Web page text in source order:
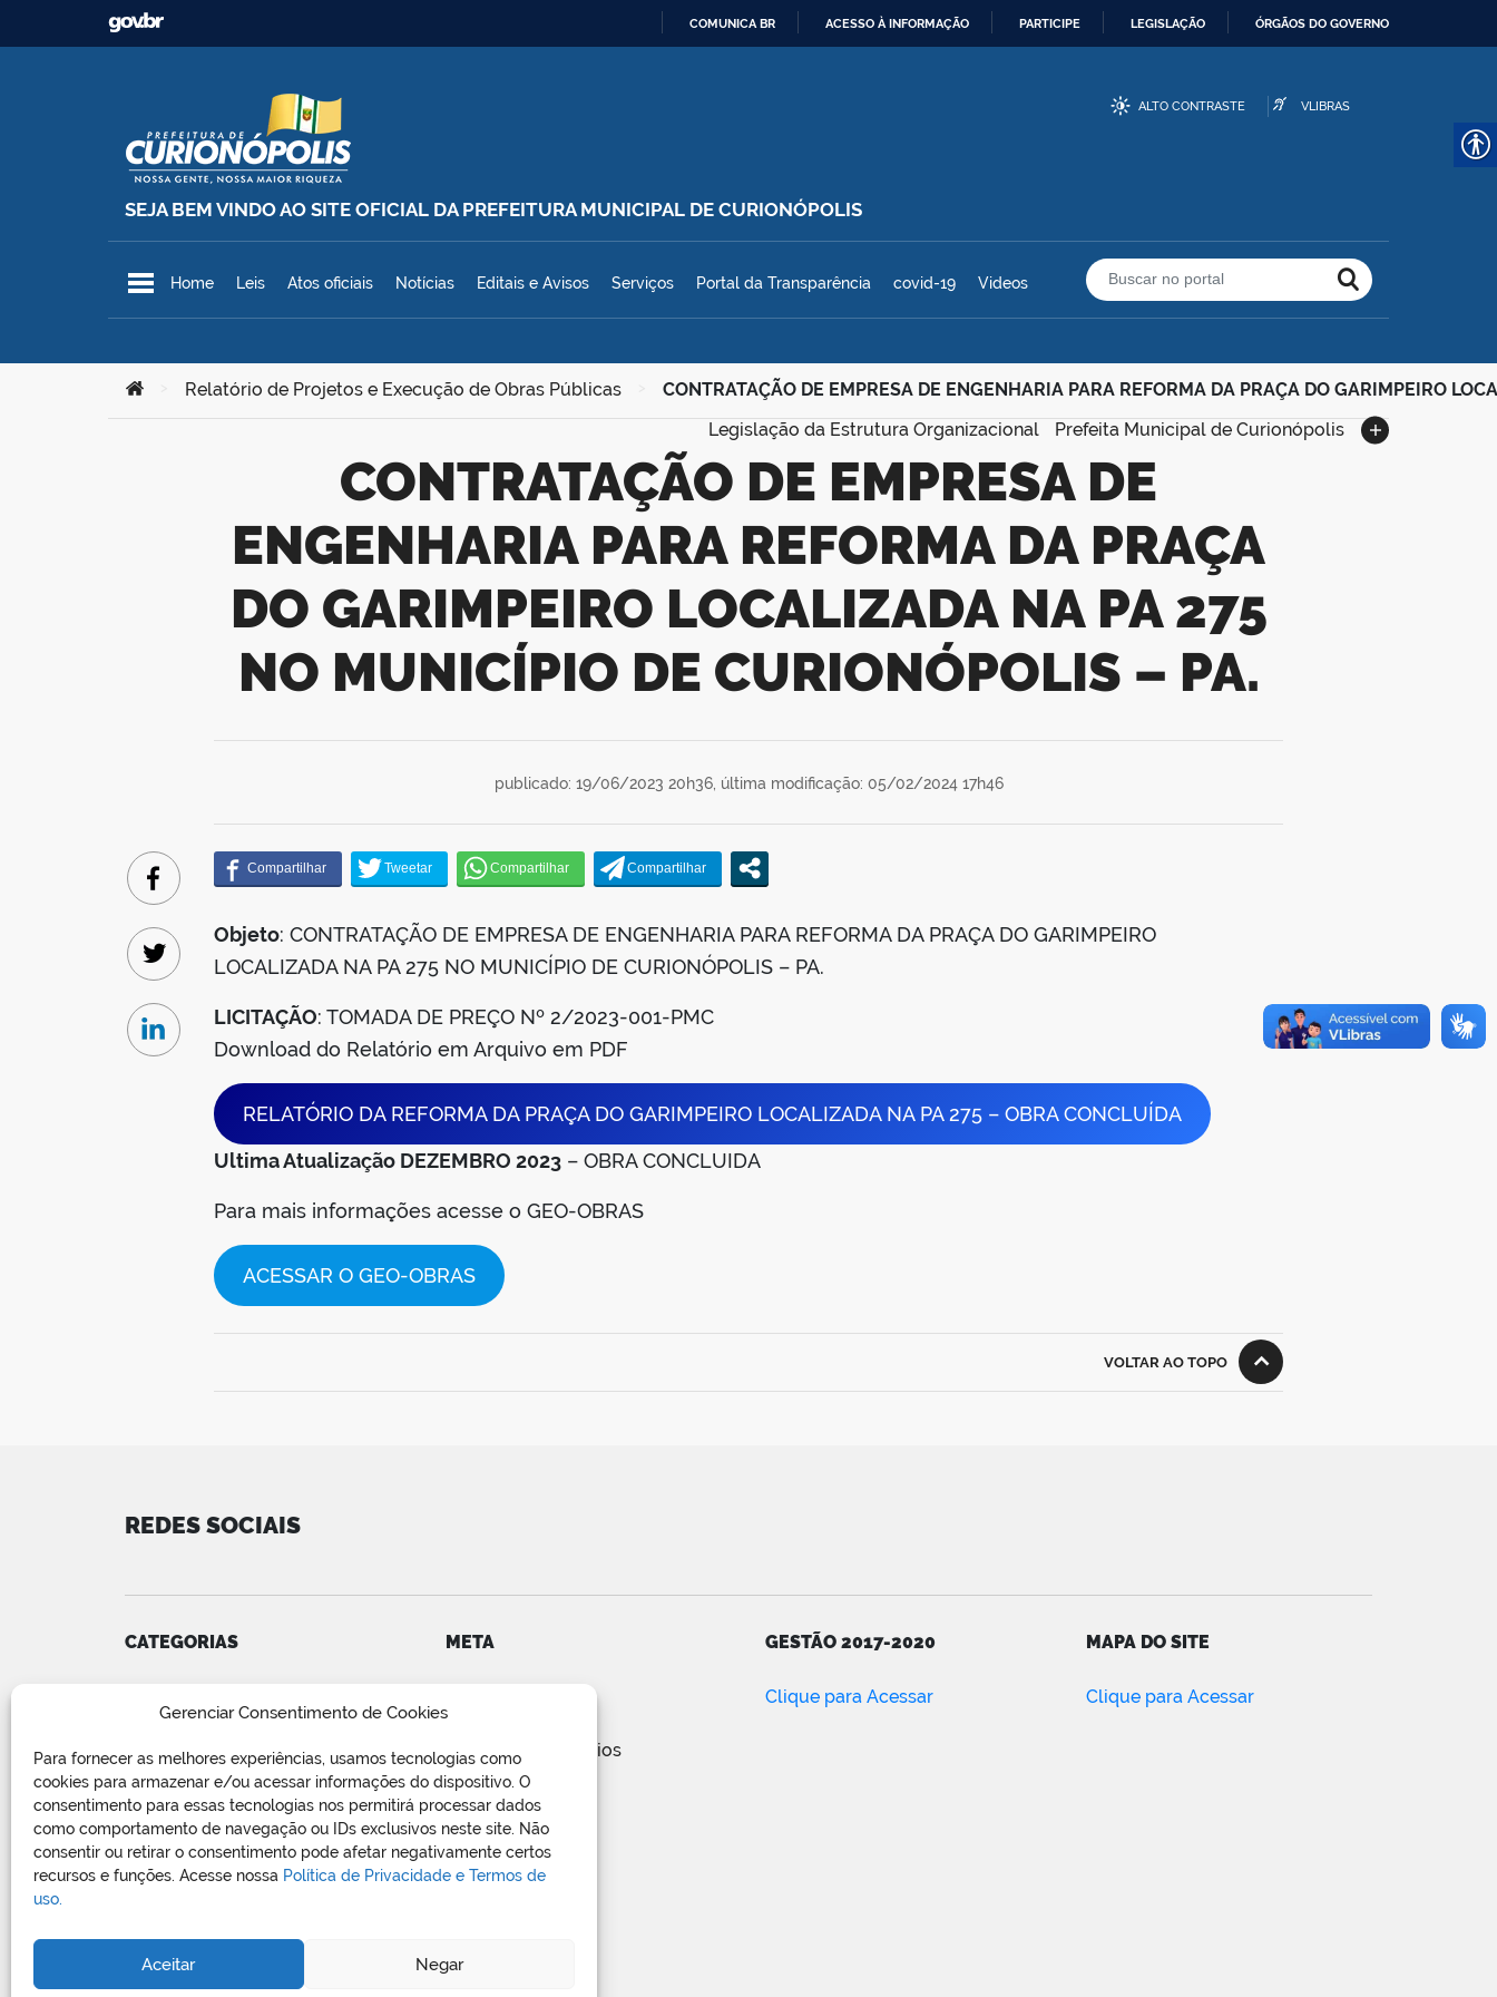
Gerenciar Consentimento de Cookies
Para fornecer as melhores experiências, usamos tecnologias como
cookies para armazenar e/ou acessar informações do dispositivo. O
consentimento para essas tecnologias nos permitirá processar dados
como comportamento de navegação ou IDs exclusivos neste site. Não
consentir ou retirar o consentimento pode afetar negativamente certos
recursos e funções. Acesse nossa Política de Privacidade e Termos de
uso.
Aceitar Negar
Ir para o conteúdo COMUNICA BR ACESSO À INFORMAÇÃO PARTICIPE LEGISLAÇÃO ÓRGÃOS DO GOVERNO
SEJA BEM VINDO AO SITE OFICIAL DA PREFEITURA MUNICIPAL DE CURIONÓPOLIS
Prefeitura Municipal de Curionópolis
ALTO CONTRASTE VLIBRAS
Home Leis Atos oficiais Notícias Editais e Avisos Serviços Portal da Transparência covid-19 Videos Buscar no portal
Você está aqui:
Relatório de Projetos e Execução de Obras Públicas
CONTRATAÇÃO DE EMPRESA DE ENGENHARIA PARA REFORMA DA PRAÇA DO GARIMPEIRO
Legislação da Estrutura Organizacional
Prefeita Municipal de Curionópolis
CONTRATAÇÃO DE EMPRESA DE
ENGENHARIA PARA REFORMA DA PRAÇA
DO GARIMPEIRO LOCALIZADA NA PA 275
NO MUNICÍPIO DE CURIONÓPOLIS – PA.
publicado: 19/06/2023 20h36, última modificação: 05/02/2024 17h46
Objeto: CONTRATAÇÃO DE EMPRESA DE ENGENHARIA PARA REFORMA DA PRAÇA DO GARIMPEIRO
LOCALIZADA NA PA 275 NO MUNICÍPIO DE CURIONÓPOLIS – PA.
LICITAÇÃO: TOMADA DE PREÇO Nº 2/2023-001-PMC
Download do Relatório em Arquivo em PDF
RELATÓRIO DA REFORMA DA PRAÇA DO GARIMPEIRO LOCALIZADA NA PA 275 – OBRA CONCLUÍDA
Ultima Atualização DEZEMBRO 2023 – OBRA CONCLUIDA
Para mais informações acesse o GEO-OBRAS
ACESSAR O GEO-OBRAS
Facebook
Twitter
Linkedin
VOLTAR AO TOPO
REDES SOCIAIS
CATEGORIAS
COVID-19
Editais e Avisos
Notícias
Relatório de Projetos e Execução
de Obras Públicas
Sem categoria
Vagas de Emprego
META
Feed de posts
Feed de comentários
WordPress.org
GESTÃO 2017-2020
Clique para Acessar
MAPA DO SITE
Clique para Acessar